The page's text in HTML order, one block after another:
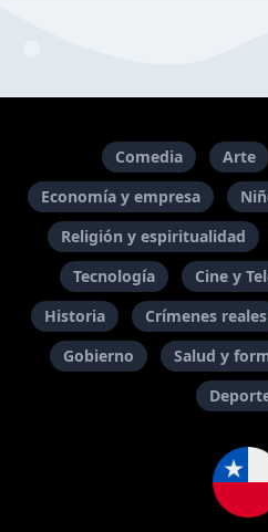
Comedia Arte
Economía y empresa
Religión y espiritualidad
Tecnología
Cine y
Historia
Crímenes reales
Gobierno
Salud y